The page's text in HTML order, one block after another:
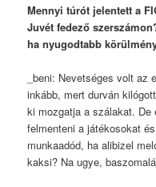
Mennyi túrót jelentett a
Juvét fedező
ha nyugodtabb
_beni: Nevetséges volt az
inkább, mert durván
ki mozgatja a szálakat. De
felmenteni a játékosokat
munkaadód, ha alibizel
kaksi? Na ugye,